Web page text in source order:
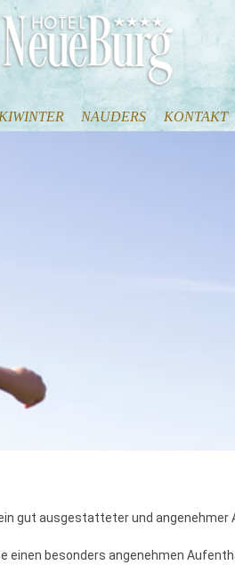
NAUDERS KONTAKT
gut ausgestatteter und
einen besonders angenehmen